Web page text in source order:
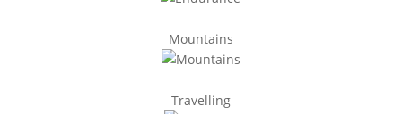
Mountains
Travelling